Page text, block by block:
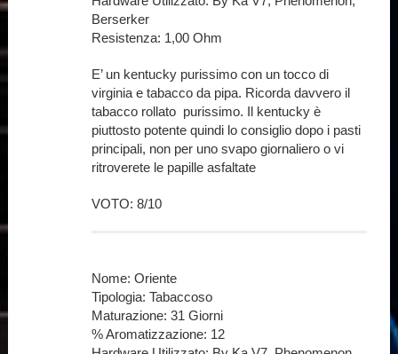
Berserker
Resistenza: 1,00 Ohm
E’ un kentucky purissimo con un tocco di
virginia e tabacco da pipa. Ricorda davvero il
tabacco rollato purissimo. Il kentucky è
piuttosto potente quindi lo consiglio dopo i pasti
principali, non per uno svapo giornaliero o vi
ritroverete le papille asfaltate
VOTO: 8/10
Nome: Oriente
Tipologia: Tabaccoso
Maturazione: 31 Giorni
% Aromatizzazione: 12